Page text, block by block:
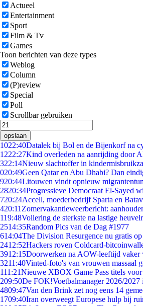
Actueel
Entertainment
Sport
Film & Tv
Games
Toon berichten van deze types
Weblog
Column
(P)review
Special
Poll
Scrollbar gebruiken
opslaan
1022:40Datalek bij Bol en de Bijenkorf na
1222:27Kind overleden na aanrijding door
322:14Nieuw slachtoffer in
020:49Geen Qatar en Abu Dhabi? Dan
920:44Litouwen vindt opnieuw
2820:34Progressieve Democraat El-Sayed
720:24Accell, moederbedrijf Sparta en
420:11 Zomervakantieweerbericht:
119:48Vollering de sterkste na lastige
2514:35Random Pics van de Dag #1977
614:04The Division Resurgence nu gratis
2412:52Hackers roven Coldcard-
3912:15Doorwerken na AOW-leeftijd vaker
3211:40Vinted-foto's van vrouwen massaal
111:21Nieuwe XBOX Game Pass titels voor
209:50De FOK!Voetbalmanager 2026/2027
4809:47Van den Brink zet nog eens 14
1709:40Iran overweegt Europese hulp bij